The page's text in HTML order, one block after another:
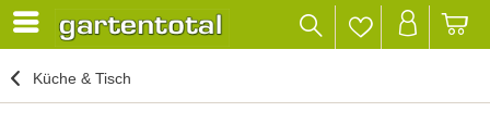
Küche & Tisch